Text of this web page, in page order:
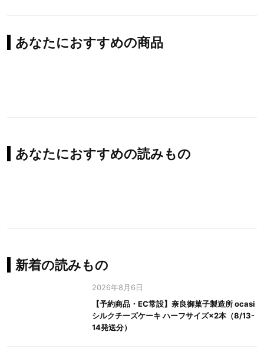
あなたにおすすめの商品
あなたにおすすめの読みもの
新着の読みもの
2026年8月6日
【予約商品・EC常設】奈良御菓子製造所 ocasi
シルクチーズケーキ ハーフサイズ×2本（8/13-
14発送分）